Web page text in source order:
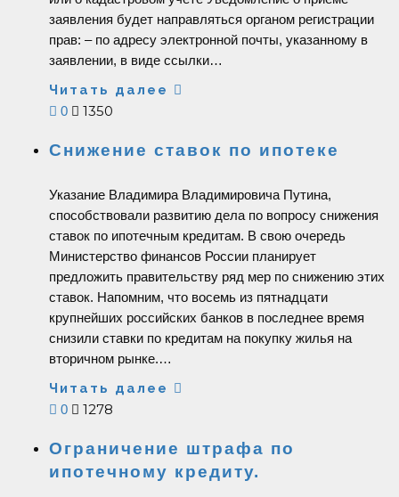
заявления будет направляться органом регистрации
прав: – по адресу электронной почты, указанному в
заявлении, в виде ссылки…
Читать далее
0 1350
Снижение ставок по ипотеке
Указание Владимира Владимировича Путина,
способствовали развитию дела по вопросу снижения
ставок по ипотечным кредитам. В свою очередь
Министерство финансов России планирует
предложить правительству ряд мер по снижению этих
ставок. Напомним, что восемь из пятнадцати
крупнейших российских банков в последнее время
снизили ставки по кредитам на покупку жилья на
вторичном рынке.…
Читать далее
0 1278
Ограничение штрафа по
ипотечному кредиту.